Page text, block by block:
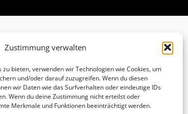
Zustimmung verwalten
bieten, verwenden wir Technologien wie Cookies, um
und/oder darauf zuzugreifen. Wenn du diesen
wir Daten wie das Surfverhalten oder eindeutige IDs
Wenn du deine Zustimmung nicht erteilst oder
Merkmale und Funktionen beeinträchtigt werden.